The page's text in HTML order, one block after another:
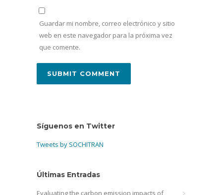
Guardar mi nombre, correo electrónico y sitio
web en este navegador para la próxima vez
que comente.
Síguenos en Twitter
Tweets by SOCHITRAN
Últimas Entradas
Evaluating the carbon emission impacts of